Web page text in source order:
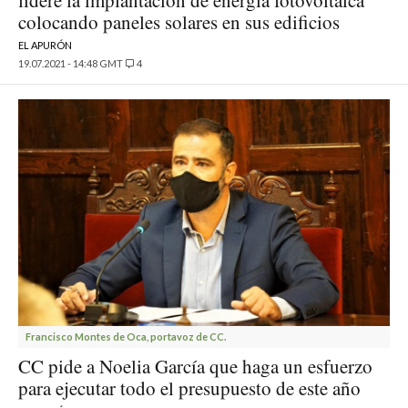
colocando paneles solares en sus edificios
EL APURÓN
19.07.2021 - 14:48 GMT
4
Francisco Montes de Oca, portavoz de CC.
CC pide a Noelia García que haga un esfuerzo
para ejecutar todo el presupuesto de este año